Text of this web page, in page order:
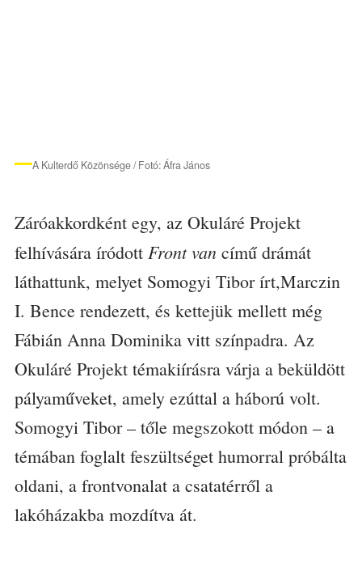
A Kulterdő Közönsége / Fotó: Áfra János
Záróakkordként egy, az Okuláré Projekt
felhívására íródott Front vancímű drámát
láthattunk, melyet Somogyi Tibor írt,Marczin
I. Bence rendezett, és kettejük mellett még
Fábián Anna Dominika vitt színpadra. Az
Okuláré Projekt témakiírásra várja a beküldött
pályaműveket, amely ezúttal a háború volt.
Somogyi Tibor – tőle megszokott módon – a
témában foglalt feszültséget humorral próbálta
oldani, a frontvonalat a csatatérről a
lakóházakba mozdítva át.